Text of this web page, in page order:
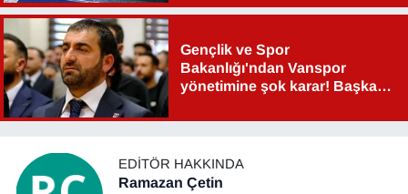
Gençlik ve Spor
Bakanlığı'ndan Vanspor
yönetimine şok karar! Başkan
EDITÖR HAKKINDA
Ramazan Çetin